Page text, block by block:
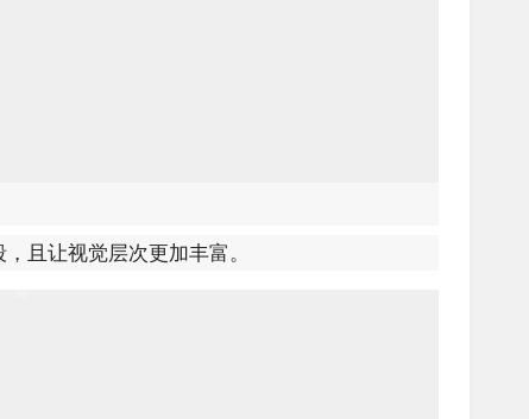
且让视觉层次更加丰富。